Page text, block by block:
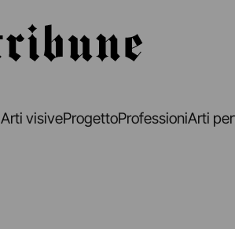
Arti visiveProgettoProfessioniArti